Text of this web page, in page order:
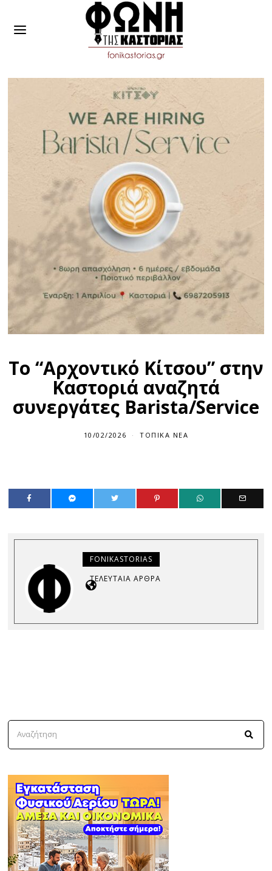
Το “Αρχοντικό Κίτσου” στην
Καστοριά αναζητά
συνεργάτες Barista/Service
10/02/2026 ΤΟΠΙΚΆ ΝΈΑ
FONIKASTORIAS
ΤΕΛΕΥΤΑΊΑ ΆΡΘΡΑ